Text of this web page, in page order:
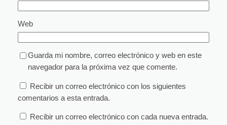
Web
Guarda mi nombre, correo electrónico y web en este
navegador para la próxima vez que comente.
Recibir un correo electrónico con los siguientes
comentarios a esta entrada.
Recibir un correo electrónico con cada nueva entrada.